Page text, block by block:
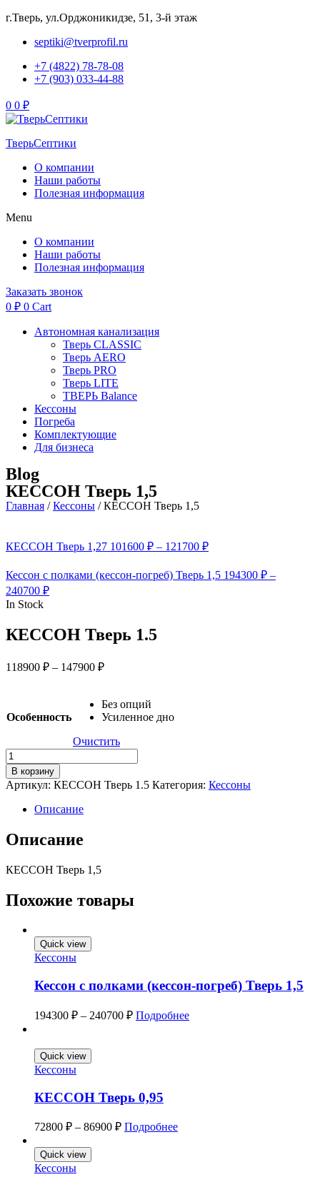
г.Тверь, ул.Орджоникидзе, 51, 3-й этаж
septiki@tverprofil.ru
+7 (4822) 78-78-08
+7 (903) 033-44-88
Menu
0 0 ₽
ТверьСептики
О компании
Наши работы
Полезная информация
Menu
О компании
Наши работы
Полезная информация
Заказать звонок
0 ₽ 0 Cart
Автономная канализация
Тверь CLASSIC
Тверь AERO
Тверь PRO
Тверь LITE
ТВЕРЬ Balance
Кессоны
Погреба
Комплектующие
Для бизнеса
Blog
КЕССОН Тверь 1,5
Главная /Кессоны /КЕССОН Тверь 1,5
КЕССОН Тверь 1,27 101600 ₽ – 121700 ₽
Кессон с полками (кессон-погреб) Тверь 1,5 194300 ₽ –
240700 ₽
In Stock
КЕССОН Тверь 1.5
118900 ₽ – 147900 ₽
Особенность
Без опций
Усиленное дно
Очистить
Количество
товара
КЕССОН
Тверь
В корзину
Артикул: КЕССОН Тверь 1.5 Категория: Кессоны
Описание
Описание
КЕССОН Тверь 1,5
Похожие товары
Quick view
Кессоны
Кессон с полками (кессон-погреб) Тверь 1,5
194300 ₽ – 240700 ₽ Подробнее
Quick view
Кессоны
КЕССОН Тверь 0,95
72800 ₽ – 86900 ₽ Подробнее
Quick view
Кессоны